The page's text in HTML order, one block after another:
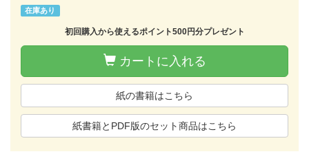
在庫あり
初回購入から使えるポイント500円分プレゼント
カートに入れる
紙の書籍はこちら
紙書籍とPDF版のセット商品はこちら